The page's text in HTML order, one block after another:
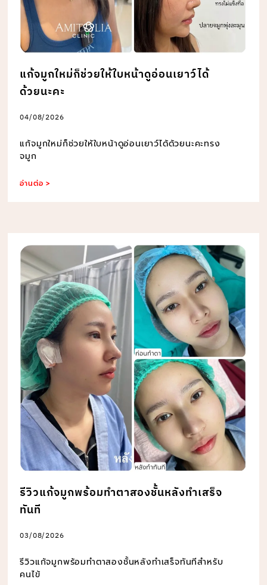
แก้จมูกใหม่ก็ช่วยให้ใบหน้าดูอ่อนเยาว์ได้
ด้วยนะคะ
04/08/2026
แก้จมูกใหม่ก็ช่วยให้ใบหน้าดูอ่อนเยาว์ได้ด้วยนะคะทรง
จมูก
อ่านต่อ >
รีวิวแก้จมูกพร้อมทำตาสองชั้นหลังทำเสร็จ
ทันที
03/08/2026
รีวิวแก้จมูกพร้อมทำตาสองชั้นหลังทำเสร็จทันทีสำหรับ
คนไข้